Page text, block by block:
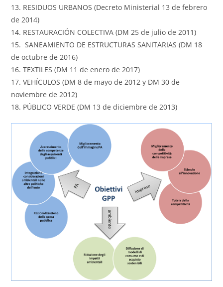
13. RESIDUOS URBANOS (Decreto Ministerial 13 de febrero
de 2014)
14. RESTAURACIÓN COLECTIVA (DM 25 de julio de 2011)
15. SANEAMIENTO DE ESTRUCTURAS SANITARIAS (DM 18
de octubre de 2016)
16. TEXTILES (DM 11 de enero de 2017)
17. VEHÍCULOS (DM 8 de mayo de 2012 y DM 30 de
noviembre de 2012)
18. PÚBLICO VERDE (DM 13 de diciembre de 2013)